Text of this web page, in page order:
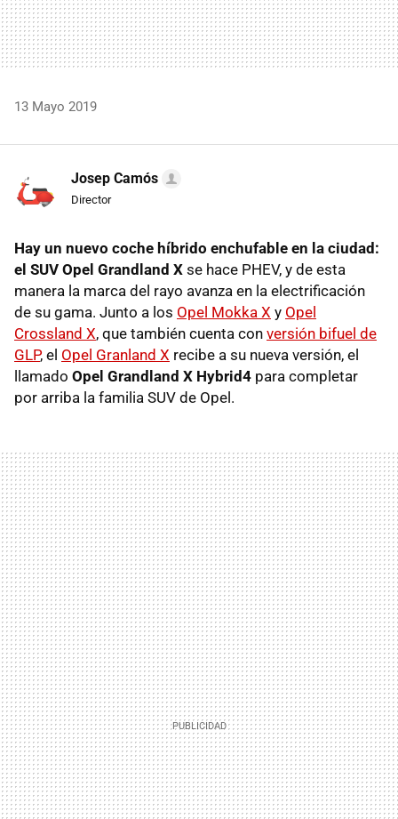
13 Mayo 2019
Josep Camós
Director
Hay un nuevo coche híbrido enchufable en la ciudad:
el SUV Opel Grandland X se hace PHEV, y de esta
manera la marca del rayo avanza en la electrificación
de su gama. Junto a los Opel Mokka X y Opel
Crossland X, que también cuenta con versión bifuel de
GLP, el Opel Granland X recibe a su nueva versión, el
llamado Opel Grandland X Hybrid4 para completar
por arriba la familia SUV de Opel.